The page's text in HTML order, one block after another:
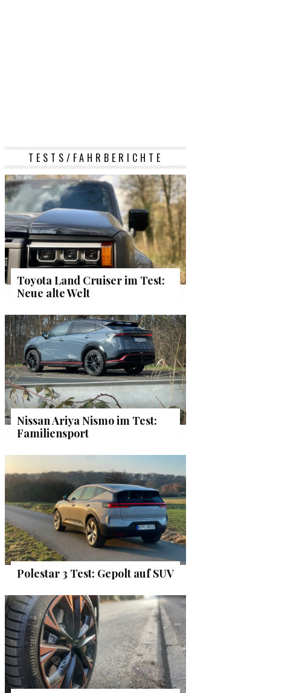
TESTS/FAHRBERICHTE
Toyota Land Cruiser im Test:
Neue alte Welt
Nissan Ariya Nismo im Test:
Familiensport
Polestar 3 Test: Gepolt auf SUV